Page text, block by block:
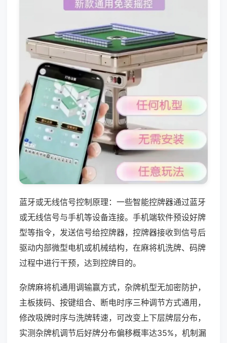
蓝牙或无线信号控制原理：一些智能控牌器通过蓝牙
或无线信号与手机等设备连接。手机端软件预设好牌
型等指令，发送信号给控牌器，控牌器接收到信号后
驱动内部微型电机或机械结构，在麻将机洗牌、码牌
过程中进行干预，达到控牌目的。
杂牌麻将机通用调输赢方式，杂牌机型无加密防护，
主板拨码、按键组合、断电时序三种调节方式通用，
修改吸牌时序与洗牌转速，可改变上下层牌层分布，
实测杂牌机调节后好牌分布偏移概率达35%，机制漏